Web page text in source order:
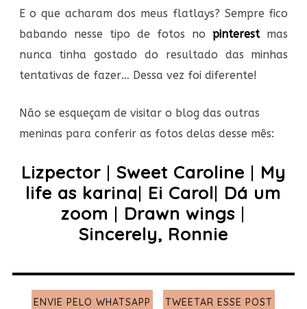
E o que acharam dos meus flatlays? Sempre fico
babando nesse tipo de fotos nopinterestmas
nunca tinha gostado do resultado das minhas
tentativas de fazer… Dessa vez foi diferente!
Não se esqueçam de visitar o blog das outras
meninas para conferir as fotos delas desse mês:
Lizpector| Sweet Caroline | My
life as karina| Ei Carol| Dá um
zoom | Drawn wings |
Sincerely, Ronnie
ENVIE PELO WHATSAPP TWEETAR ESSE POST